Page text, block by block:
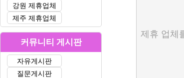
제휴 업체
강원 제휴업체
제주 제휴업체
커뮤니티 게시판
자유게시판
질문게시판